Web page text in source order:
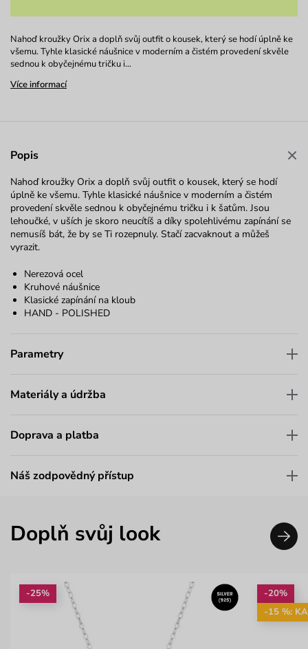
Nahoď kroužky Orix a doplň svůj outfit o kousek, který se hodí úplně ke
všemu. Tyhle klasické náušnice v moderním a čistém provedení skvěle
sednou k obyčejnému tričku i…
Více informací
Popis
Nahoď kroužky Orix a doplň svůj outfit o kousek, který se hodí
úplně ke všemu. Tyhle klasické náušnice v moderním a čistém
provedení skvěle sednou k obyčejnému tričku i k šatům. Jsou
lehoučké, v uších je skoro neucítíš a díky spolehlivému zapínání se
nemusíš bát, že by se Ti rozepnuly. Stačí zacvaknout a můžeš
vyrazit.
Nerezová ocel
Kruhové náušnice
Klasické zapínání na kloub
HAND - POLISHED
Parametry
Materiály a údržba
Doprava a platba
Náš zodpovědný přístup
Doplň svůj look
-25%
-20%
-15 %: